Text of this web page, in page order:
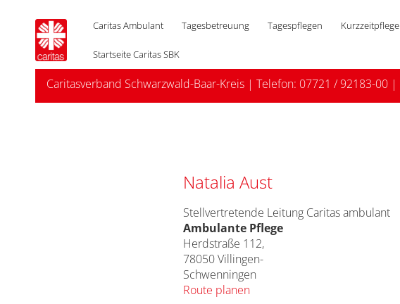
Caritas Ambulant Tagesbetreuung Tagespflegen Kurzzeitpflege
Startseite Caritas SBK
Caritasverband Schwarzwald-Baar-Kreis | Telefon: 07721 / 92183-00 |
Natalia Aust
Stellvertretende Leitung Caritas ambulant
Ambulante Pflege
Herdstraße 112,
78050 Villingen-
Schwenningen
Route planen